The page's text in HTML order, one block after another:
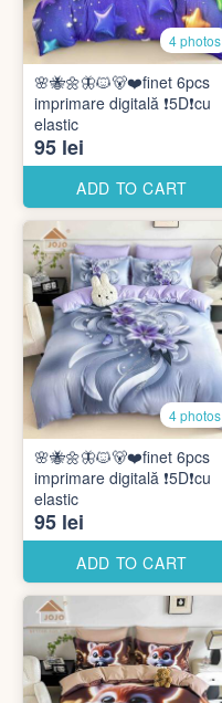
4 photos
🌸🐝🌼🦋🐱🐻❤️finet 6pcs
imprimare digitală ❗️5D❗️cu
elastic
95 lei
ADD TO CART
4 photos
🌸🐝🌼🦋🐱🐻❤️finet 6pcs
imprimare digitală ❗️5D❗️cu
elastic
95 lei
ADD TO CART